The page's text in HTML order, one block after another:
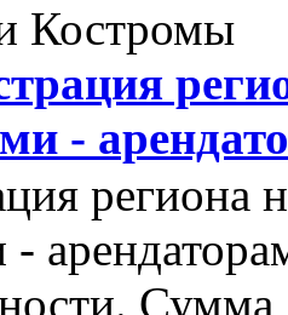
Костромы
-
региона